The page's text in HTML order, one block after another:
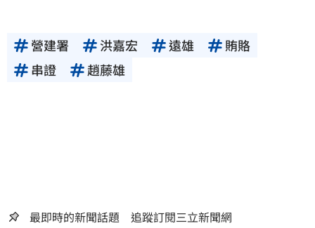
營建署 洪嘉宏 遠雄
賄賂
串證
趙藤雄
最即時的新聞話題 追蹤訂閱三立新聞網